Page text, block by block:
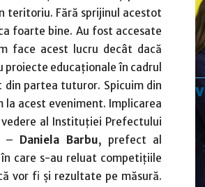
teritoriu. Fără sprijinul acestot
foarte bine. Au fost accesate
face acest lucru decât dacă
proiecte educaţionale în cadrul
din partea tuturor. Spicuim din
acest eveniment. Implicarea
al Instituţiei Prefectului
– Daniela Barbu, prefect al
care s-au reluat competiţiile
vor fi şi rezultate pe măsură.